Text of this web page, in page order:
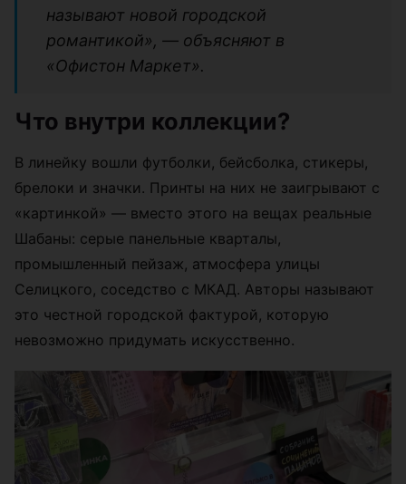
называют новой городской
романтикой», — объясняют в
«Офистон Маркет».
Что внутри коллекции?
В линейку вошли футболки, бейсболка, стикеры,
брелоки и значки. Принты на них не заигрывают с
«картинкой» — вместо этого на вещах реальные
Шабаны: серые панельные кварталы,
промышленный пейзаж, атмосфера улицы
Селицкого, соседство с МКАД. Авторы называют
это честной городской фактурой, которую
невозможно придумать искусственно.